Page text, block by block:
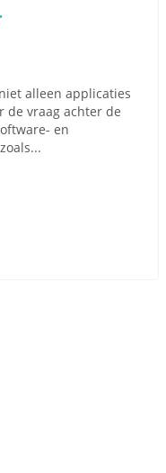
alleen applicaties
de vraag achter de
en